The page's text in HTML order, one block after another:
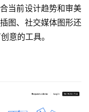
当前设计趋势和审美
图、社交媒体图形还
意的工具。